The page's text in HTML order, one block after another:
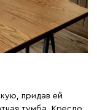
придав ей